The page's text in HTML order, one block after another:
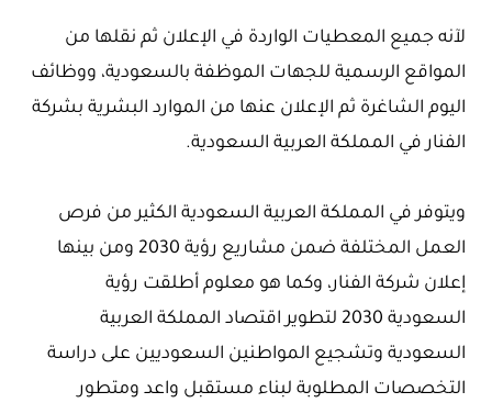
لآنه جميع المعطيات الواردة في الإعلان ثم نقلها من
المواقع الرسمية للجهات الموظفة بالسعودية، ووظائف
اليوم الشاغرة ثم الإعلان عنها من الموارد البشرية بشركة
الفنار في المملكة العربية السعودية.
ويتوفر في المملكة العربية السعودية الكثير من فرص
العمل المختلفة ضمن مشاريع رؤية 2030 ومن بينها
إعلان شركة الفنار، وكما هو معلوم أطلقت رؤية
السعودية 2030 لتطوير اقتصاد المملكة العربية
السعودية وتشجيع المواطنين السعوديين على دراسة
التخصصات المطلوبة لبناء مستقبل واعد ومتطور